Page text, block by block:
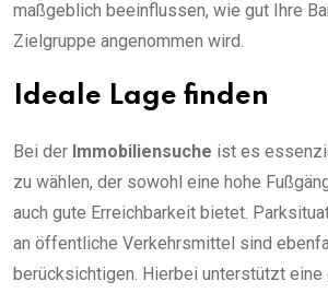
maßgeblich beeinflussen, wie gut Ihre
Zielgruppe angenommen wird.
Ideale Lage finden
Bei der Immobiliensuche ist es
zu wählen, der sowohl eine hohe
auch gute Erreichbarkeit bietet.
an öffentliche Verkehrsmittel sind
berücksichtigen. Hierbei unterstützt eine